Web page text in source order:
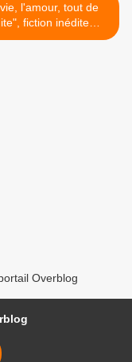
l'amour, tout de
fiction inédite
d'une histoire vraie
Overblog